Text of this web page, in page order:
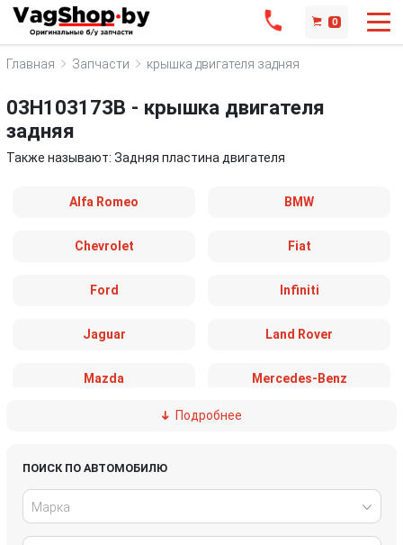
0
Главная Запчасти крышка двигателя задняя
03H103173B - крышка двигателя
задняя
Также называют: Задняя пластина двигателя
Alfa Romeo BMW
Chevrolet Fiat
Ford Infiniti
Jaguar Land Rover
Mazda Mercedes-Benz
Peugeot
Подробнее
ПОИСК ПО АВТОМОБИЛЮ
Марка